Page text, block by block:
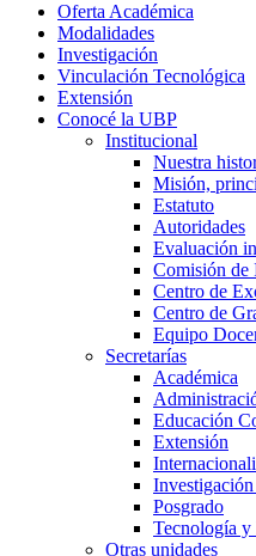
Oferta Académica
Modalidades
Investigación
Vinculación Tecnológica
Extensión
Conocé la UBP
Institucional
Nuestra
Misión,
Estatuto
Autoridades
Evaluación
Comisión de
Centro de
Centro de
Equipo
Secretarías
Académica
Educación
Extensión
Posgrado
Tecnología
Otras unidades